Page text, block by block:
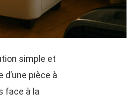
simple et
pièce à
face à la